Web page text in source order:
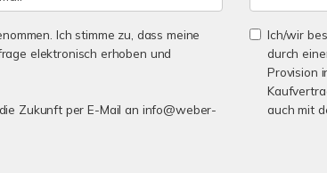
Ich stimme zu, dass meine
elektronisch erhoben und
Zukunft per E-Mail an info@weber-
Ich/wir
durch
Provision
auch mit